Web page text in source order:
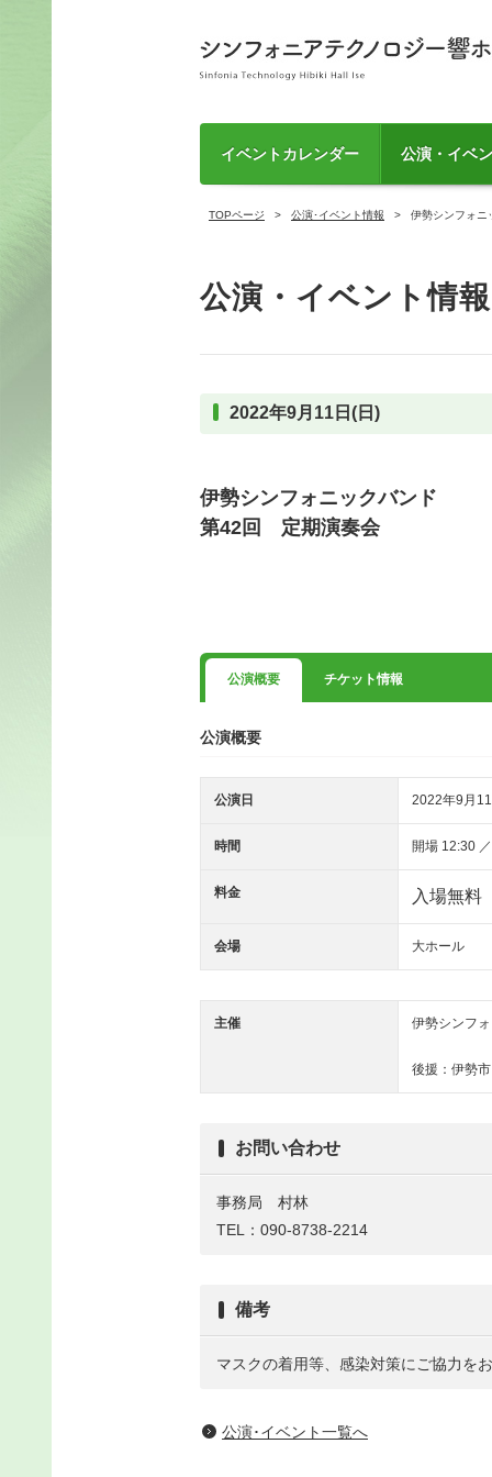
イベントカレンダー 公演・イベ
TOPページ 公演･イベント情報 伊勢シンフォニ
公演・イベント情報
2022年9月11日(日)
伊勢シンフォニックバンド
第42回 定期演奏会
公演概要 チケット情報
公演概要
公演日 2022年9月
時間 開場 12:30
料金 入場無料
会場 大ホール
主催 伊勢シンフ
後援：伊勢市
お問い合わせ
事務局 村林
TEL：090-8738-2214
備考
マスクの着用等、感染対策にご協力を
公演･イベント一覧へ